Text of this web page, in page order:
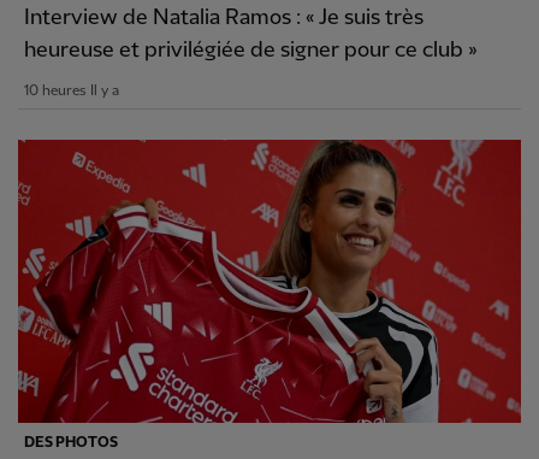
Interview de Natalia Ramos : « Je suis très
heureuse et privilégiée de signer pour ce club »
10 heures Il y a
DES PHOTOS